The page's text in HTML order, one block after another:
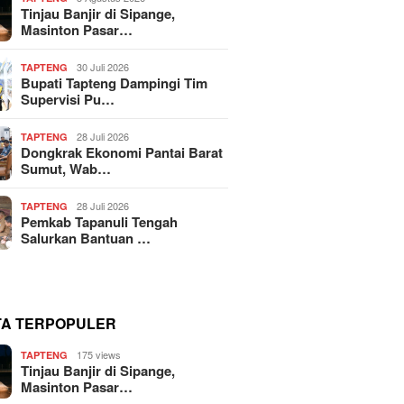
Tinjau Banjir di Sipange,
Masinton Pasar…
TAPTENG 30 Juli 2026
Bupati Tapteng Dampingi Tim
Supervisi Pu…
TAPTENG 28 Juli 2026
Dongkrak Ekonomi Pantai Barat
Sumut, Wab…
TAPTENG 28 Juli 2026
Pemkab Tapanuli Tengah
Salurkan Bantuan …
TERPOPULER
TAPTENG 175 views
Tinjau Banjir di Sipange,
Masinton Pasar…